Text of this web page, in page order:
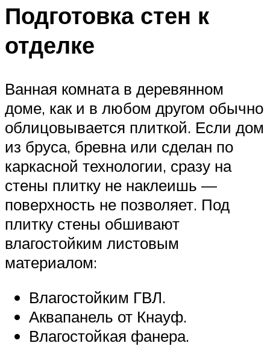
Подготовка стен к
отделке
Ванная комната в деревянном
доме, как и в любом другом обычно
облицовывается плиткой. Если дом
из бруса, бревна или сделан по
каркасной технологии, сразу на
стены плитку не наклеишь —
поверхность не позволяет. Под
плитку стены обшивают
влагостойким листовым
материалом:
Влагостойким ГВЛ.
Аквапанель от Кнауф.
Влагостойкая фанера.